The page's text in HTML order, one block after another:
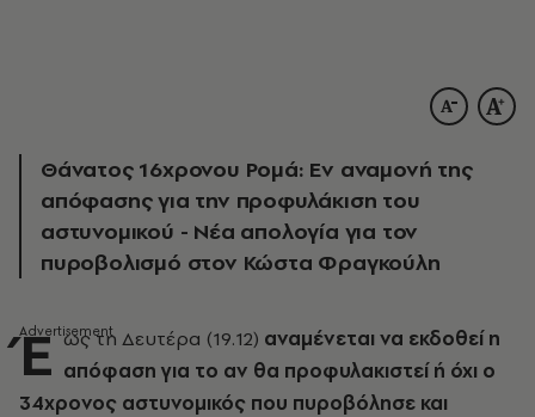
Θάνατος 16χρονου Ρομά: Εν αναμονή της
απόφασης για την προφυλάκιση του
αστυνομικού - Νέα απολογία για τον
πυροβολισμό στον Κώστα Φραγκούλη
Έ ως τη Δευτέρα (19.12) αναμένεται να εκδοθεί η
απόφαση για το αν θα προφυλακιστεί ή όχι ο
34χρονος αστυνομικός που πυροβόλησε και